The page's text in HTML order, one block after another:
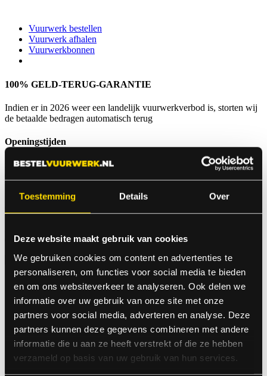
Toestemming Details Over
Deze website maakt gebruik van cookies
We gebruiken cookies om content en advertenties te
personaliseren, om functies voor social media te bieden
en om ons websiteverkeer te analyseren. Ook delen we
informatie over uw gebruik van onze site met onze
partners voor social media, adverteren en analyse. Deze
partners kunnen deze gegevens combineren met andere
informatie die u aan ze heeft verstrekt of die ze hebben
verzameld op basis van uw gebruik van hun services.
Vuurwerk bestellen
Vuurwerk afhalen
Vuurwerkbonnen
100% GELD-TERUG-GARANTIE
Indien er in 2026 weer een landelijk vuurwerkverbod is, storten wij
de betaalde bedragen automatisch terug
Openingstijden
29-12-2024:
30-12-2024:
09.00u tot 16.00u
Vuurwerkdealer Boerenbond
Neer
Welkom op de online vuurwerk bestelsite / webshop van
vuurwerk bestellen. Wij zijn dealer van Proline Vuurwerk,
Evolution Fireworks, Pangu Fireworks en de goedkopere Duitse